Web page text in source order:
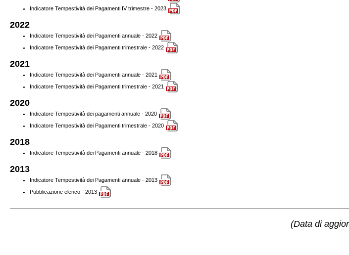
Indicatore Tempestività dei Pagamenti IV trimestre - 2023
2022
Indicatore Tempestività dei Pagamenti annuale - 2022
Indicatore Tempestività dei Pagamenti trimestrale - 2022
2021
Indicatore Tempestività dei Pagamenti annuale - 2021
Indicatore Tempestività dei Pagamenti trimestrale - 2021
2020
Indicatore Tempestività dei pagamenti annuale - 2020
Indicatore Tempestività dei Pagamenti trimestrale - 2020
2018
Indicatore Tempestività dei Pagamenti annuale - 2018
2013
Indicatore Tempestività dei Pagamenti annuale - 2013
Pubblicazione elenco - 2013
(Data di